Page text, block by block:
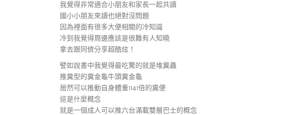
我覺得非常適合小朋友和家長一起共讀
國小小朋友來讀也絕對沒問題
因為裡面有很多大便相關的冷知識
冷到我覺得周邊應該是很難有人知曉
拿去跟同儕分享超酷炫！
譬如說書中我覺得最吃驚的就是堆糞蟲
推糞型的糞金龜牛頭糞金龜
居然可以推動自身體重1141倍的糞便
這是什麼概念
就是一個成人可以推六台滿載雙層巴士的概念